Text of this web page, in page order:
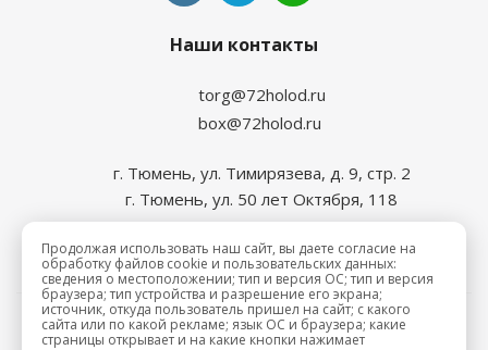
Наши контакты
torg@72holod.ru
box@72holod.ru
г. Тюмень, ул. Тимирязева, д. 9, стр. 2
г. Тюмень, ул. 50 лет Октября, 118
2026 © Промхолод-торг
Продолжая использовать наш сайт, вы даете согласие на
обработку файлов cookie и пользовательских данных:
сведения о местоположении; тип и версия ОС; тип и версия
браузера; тип устройства и разрешение его экрана;
источник, откуда пользователь пришел на сайт; с какого
сайта или по какой рекламе; язык ОС и браузера; какие
страницы открывает и на какие кнопки нажимает